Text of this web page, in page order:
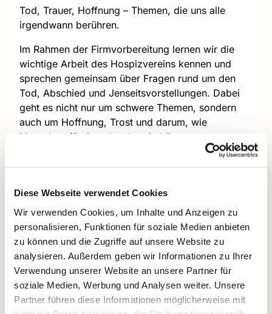
Diese Webseite verwendet Cookies
Wir verwenden Cookies, um Inhalte und Anzeigen zu
personalisieren, Funktionen für soziale Medien anbieten
zu können und die Zugriffe auf unsere Website zu
analysieren. Außerdem geben wir Informationen zu Ihrer
Verwendung unserer Website an unsere Partner für
soziale Medien, Werbung und Analysen weiter. Unsere
Partner führen diese Informationen möglicherweise mit
Tod, Trauer, Hoffnung – Themen, die uns alle
irgendwann berühren.
Im Rahmen der Firmvorbereitung lernen wir die
wichtige Arbeit des Hospizvereins kennen und
sprechen gemeinsam über Fragen rund um den
Tod, Abschied und Jenseitsvorstellungen. Dabei
geht es nicht nur um schwere Themen, sondern
auch um Hoffnung, Trost und darum, wie
Menschen füreinander da sein können.
Wir treffen uns an zwei Abenden, um in den
Austausch und ins Gespräch zu kommen.
Termine: 13.10.2026 und 15.10.2026 jeweils von
18:00-19:30 Uhr.